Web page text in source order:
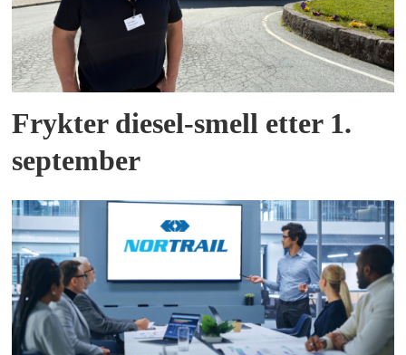
Frykter diesel-smell etter 1.
september